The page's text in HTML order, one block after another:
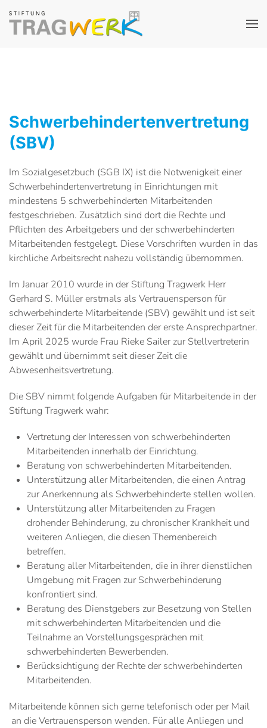
Schwerbehindertenvertretung
(SBV)
Im Sozialgesetzbuch (SGB IX) ist die Notwenigkeit einer
Schwerbehindertenvertretung in Einrichtungen mit
mindestens 5 schwerbehinderten Mitarbeitenden
festgeschrieben. Zusätzlich sind dort die Rechte und
Pflichten des Arbeitgebers und der schwerbehinderten
Mitarbeitenden festgelegt. Diese Vorschriften wurden in das
kirchliche Arbeitsrecht nahezu vollständig übernommen.
Im Januar 2010 wurde in der Stiftung Tragwerk Herr
Gerhard S. Müller erstmals als Vertrauensperson für
schwerbehinderte Mitarbeitende (SBV) gewählt und ist seit
dieser Zeit für die Mitarbeitenden der erste Ansprechpartner.
Im April 2025 wurde Frau Rieke Sailer zur Stellvertreterin
gewählt und übernimmt seit dieser Zeit die
Abwesenheitsvertretung.
Die SBV nimmt folgende Aufgaben für Mitarbeitende in der
Stiftung Tragwerk wahr:
Vertretung der Interessen von schwerbehinderten
Mitarbeitenden innerhalb der Einrichtung.
Beratung von schwerbehinderten Mitarbeitenden.
Unterstützung aller Mitarbeitenden, die einen Antrag
zur Anerkennung als Schwerbehinderte stellen wollen.
Unterstützung aller Mitarbeitenden zu Fragen
drohender Behinderung, zu chronischer Krankheit und
weiteren Anliegen, die diesen Themenbereich
betreffen.
Beratung aller Mitarbeitenden, die in ihrer dienstlichen
Umgebung mit Fragen zur Schwerbehinderung
konfrontiert sind.
Beratung des Dienstgebers zur Besetzung von Stellen
mit schwerbehinderten Mitarbeitenden und die
Teilnahme an Vorstellungsgesprächen mit
schwerbehinderten Bewerbenden.
Berücksichtigung der Rechte der schwerbehinderten
Mitarbeitenden.
Mitarbeitende können sich gerne telefonisch oder per Mail
an die Vertrauensperson wenden. Für alle Anliegen und